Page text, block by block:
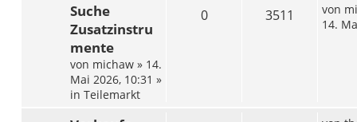
Suche
Zusatzinstru
mente
von michaw » 14.
Mai 2026, 10:31 »
in Teilemarkt
0 3511 von
14.